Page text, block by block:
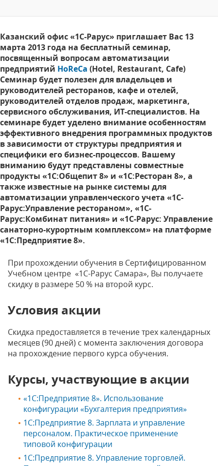
Казанский офис «1С-Рарус» приглашает Вас 13
марта 2013 года на бесплатный семинар,
посвященный вопросам автоматизации
предприятий HoReCa (Hotel, Restaurant, Cafe)
Семинар будет полезен для владельцев и
руководителей ресторанов, кафе и отелей,
руководителей отделов продаж, маркетинга,
сервисного обслуживания, ИТ-специалистов. На
семинаре будет уделено внимание особенностям
эффективного внедрения программных продуктов
в зависимости от структуры предприятия и
специфики его бизнес-процессов. Вашему
вниманию будут представлены совместные
продукты «1С:Общепит 8» и «1С:Ресторан 8», а
также известные на рынке системы для
автоматизации управленческого учета «1С-
Рарус:Управление рестораном», «1С-
Рарус:Комбинат питания» и «1С-Рарус: Управление
санаторно-курортным комплексом» на платформе
«1С:Предприятие 8».
При прохождении обучения в Сертифицированном
Учебном центре «1С-Рарус Самара», Вы получаете
скидку в размере 50 % на второй курс.
Условия акции
Скидка предоставляется в течение трех календарных
месяцев (90 дней) с момента заключения договора
на прохождение первого курса обучения.
Курсы, участвующие в акции
«1С:Предприятие 8». Использование
конфигурации «Бухгалтерия предприятия»
1С:Предприятие 8. Зарплата и управление
персоналом. Практическое применение
типовой конфигурации
1С:Предприятие 8. Управление торговлей.